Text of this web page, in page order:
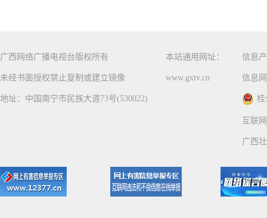
广西网络广播电视台版权所有
未经书面授权禁止复制或建立镜像
地址：中国南宁市民族大道73号(530022)
本站通用网址：
www.gxtv.cn
信息
信息
桂
互联
广西